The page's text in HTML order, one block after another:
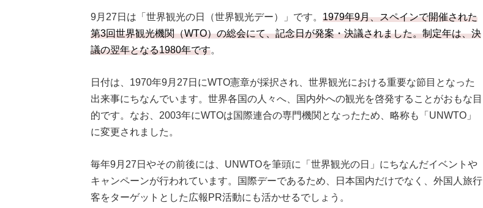
9月27日は「世界観光の日（世界観光デー）」です。 1979年9月、スペインで開催された
第3回世界観光機関（WTO）の総会にて、記念日が発案・決議されました。制定年は、決
議の翌年となる1980年です。
日付は、1970年9月27日にWTO憲章が採択され、世界観光における重要な節目となった
出来事にちなんでいます。世界各国の人々へ、国内外への観光を啓発することがおもな目
的です。なお、2003年にWTOは国際連合の専門機関となったため、略称も「UNWTO」
に変更されました。
毎年9月27日やその前後には、UNWTOを筆頭に「世界観光の日」にちなんだイベントや
キャンペーンが行われています。国際デーであるため、日本国内だけでなく、外国人旅行
客をターゲットとした広報PR活動にも活かせるでしょう。